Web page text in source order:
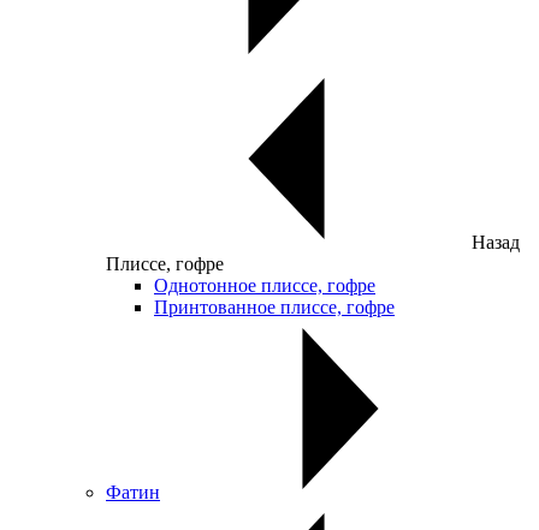
Назад
Плиссе, гофре
Однотонное плиссе, гофре
Принтованное плиссе, гофре
Фатин